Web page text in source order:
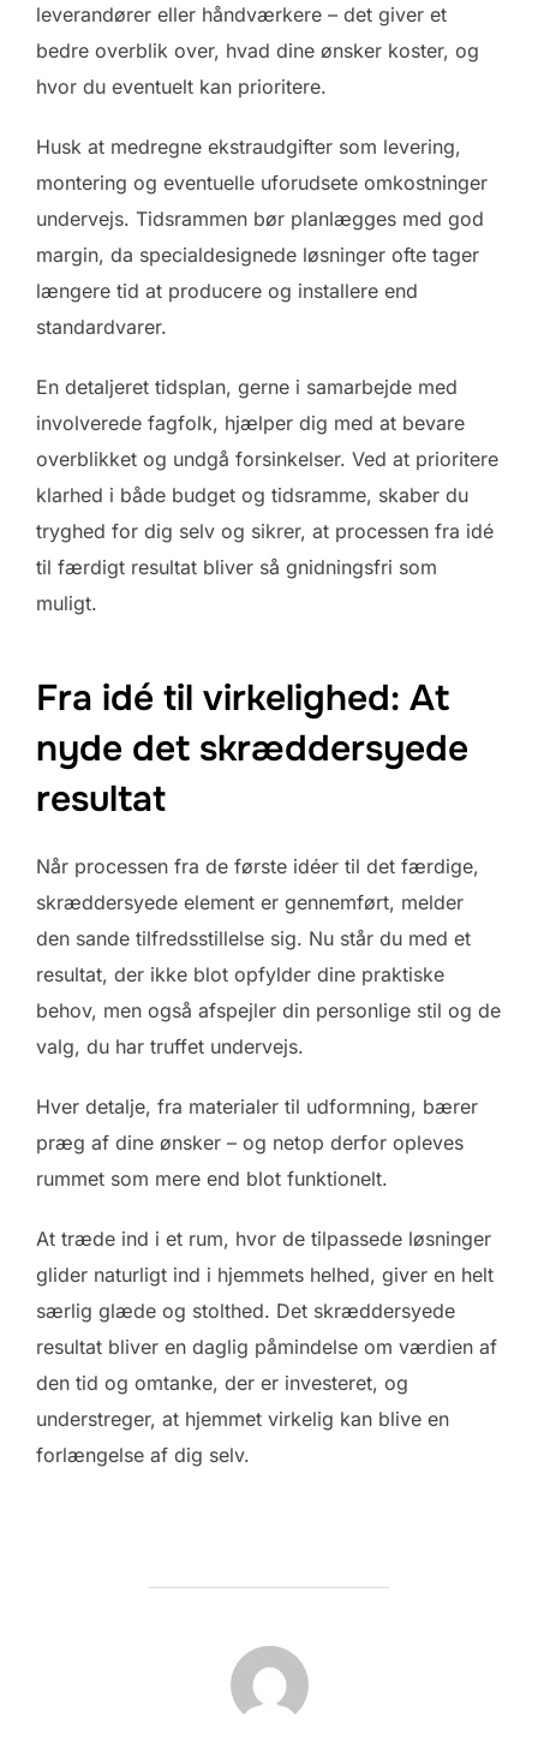
leverandører eller håndværkere – det giver et
bedre overblik over, hvad dine ønsker koster, og
hvor du eventuelt kan prioritere.
Husk at medregne ekstraudgifter som levering,
montering og eventuelle uforudsete omkostninger
undervejs. Tidsrammen bør planlægges med god
margin, da specialdesignede løsninger ofte tager
længere tid at producere og installere end
standardvarer.
En detaljeret tidsplan, gerne i samarbejde med
involverede fagfolk, hjælper dig med at bevare
overblikket og undgå forsinkelser. Ved at prioritere
klarhed i både budget og tidsramme, skaber du
tryghed for dig selv og sikrer, at processen fra idé
til færdigt resultat bliver så gnidningsfri som
muligt.
Fra idé til virkelighed: At
nyde det skræddersyede
resultat
Når processen fra de første idéer til det færdige,
skræddersyede element er gennemført, melder
den sande tilfredsstillelse sig. Nu står du med et
resultat, der ikke blot opfylder dine praktiske
behov, men også afspejler din personlige stil og de
valg, du har truffet undervejs.
Hver detalje, fra materialer til udformning, bærer
præg af dine ønsker – og netop derfor opleves
rummet som mere end blot funktionelt.
At træde ind i et rum, hvor de tilpassede løsninger
glider naturligt ind i hjemmets helhed, giver en helt
særlig glæde og stolthed. Det skræddersyede
resultat bliver en daglig påmindelse om værdien af
den tid og omtanke, der er investeret, og
understreger, at hjemmet virkelig kan blive en
forlængelse af dig selv.
FORFATTER